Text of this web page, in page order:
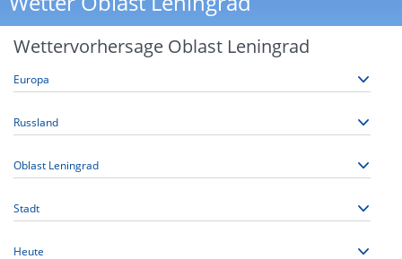
Wettervorhersage Oblast Leningrad